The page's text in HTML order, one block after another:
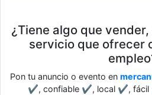
¿Tiene algo que
servicio que ofrecer
Pon tu anuncio o evento en
✔, confiable ✔, local ✔,